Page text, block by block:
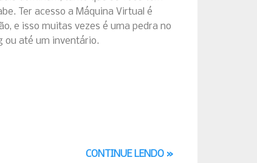
Ter acesso a Máquina Virtual é
e isso muitas vezes é uma pedra no
ou até um inventário.
CONTINUE LENDO »